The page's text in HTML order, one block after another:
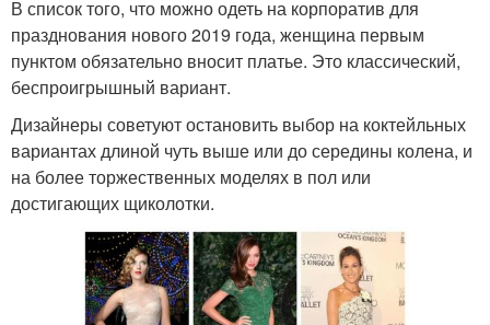
В список того, что можно одеть на корпоратив для
празднования нового 2019 года, женщина первым
пунктом обязательно вносит платье. Это классический,
беспроигрышный вариант.
Дизайнеры советуют остановить выбор на коктейльных
вариантах длиной чуть выше или до середины колена, и
на более торжественных моделях в пол или
достигающих щиколотки.